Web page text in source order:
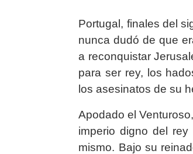
Portugal, finales del
nunca dudó de que
a reconquistar
para ser rey, los
los asesinatos de su
Apodado el
imperio digno del
mismo. Bajo su